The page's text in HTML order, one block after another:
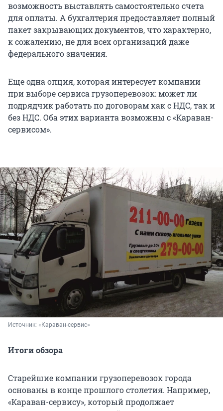
возможность выставлять самостоятельно счета
для оплаты. А бухгалтерия предоставляет полный
пакет закрывающих документов, что характерно,
к сожалению, не для всех организаций даже
федерального значения.
Еще одна опция, которая интересует компании
при выборе сервиса грузоперевозок: может ли
подрядчик работать по договорам как с НДС, так и
без НДС. Оба этих варианта возможны с «Караван-
сервисом».
Источник: «Караван-сервис»
Итоги обзора
Старейшие компании грузоперевозок города
основаны в конце прошлого столетия. Например,
«Караван-сервису», который продолжает